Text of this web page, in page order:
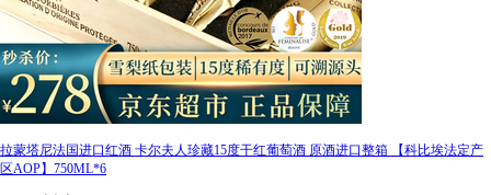
拉蒙塔尼法国进口红酒 卡尔夫人珍藏15度干红葡萄酒 原酒进口整箱 【科比埃法定产
区AOP】750ML*6